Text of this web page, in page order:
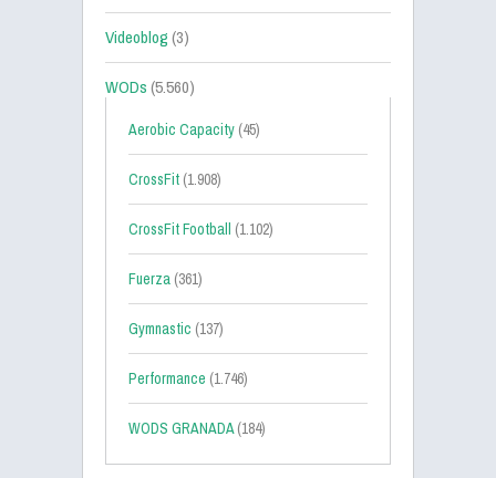
Videoblog(3)
WODs(5.560)
Aerobic Capacity (45)
CrossFit (1.908)
CrossFit Football (1.102)
Fuerza (361)
Gymnastic (137)
Performance (1.746)
WODS GRANADA(184)